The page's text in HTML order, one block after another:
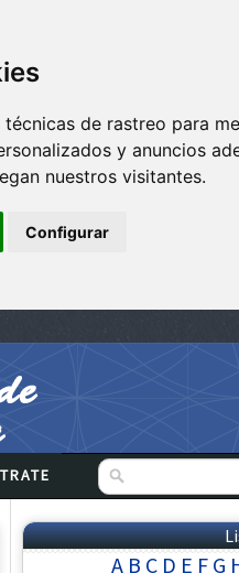
de rastreo para
y anuncios
nuestros visitantes.
Configurar
A B C D E F G